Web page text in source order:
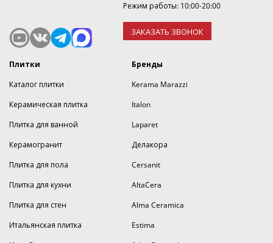
Режим работы: 10:00-20:00
ЗАКАЗАТЬ ЗВОНОК
Плитки
Каталог плитки
Керамическая плитка
Плитка для ванной
Керамогранит
Плитка для пола
Плитка для кухни
Плитка для стен
Итальянская плитка
Бренды
Kerama Marazzi
Italon
Laparet
Делакора
Cersanit
AltaCera
Alma Ceramica
Estima